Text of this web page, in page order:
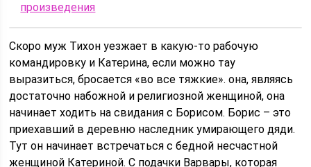
произведения
Скоро муж Тихон уезжает в какую-то рабочую
командировку и Катерина, если можно тау
выразиться, бросается «во все тяжкие». она, являясь
достаточно набожной и религиозной женщиной, она
начинает ходить на свидания с Борисом. Борис – это
приехавший в деревню наследник умирающего дяди.
Тут он начинает встречаться с бедной несчастной
женщиной Катериной. С подачки Варвары, которая